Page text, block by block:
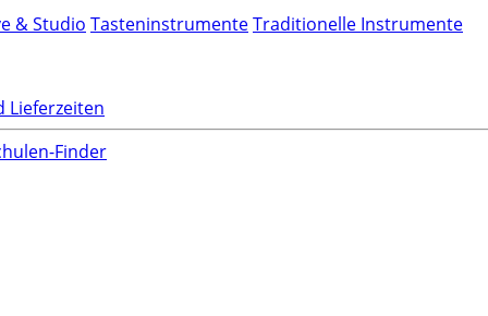
& Studio TasteninstrumenteTraditionelle Instrumente
Lieferzeiten
Finder